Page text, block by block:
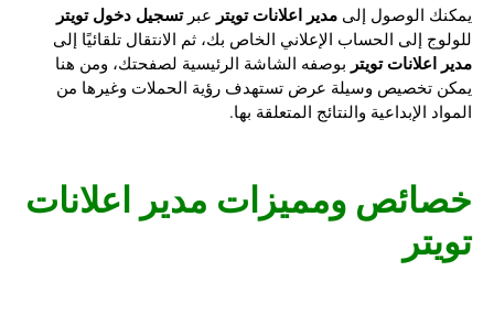
يمكنك الوصول إلىمدير اعلانات تويترعبرتسجيل دخول تويتر
للولوج إلى الحساب الإعلاني الخاص بك، ثم الانتقال تلقائيًا إلى
مدير اعلانات تويتربوصفه الشاشة الرئيسية لصفحتك، ومن هنا
يمكن تخصيص وسيلة عرض تستهدف رؤية الحملات وغيرها من
المواد الإبداعية والنتائج المتعلقة بها.
خصائص ومميزاتمدير اعلانات
تويتر